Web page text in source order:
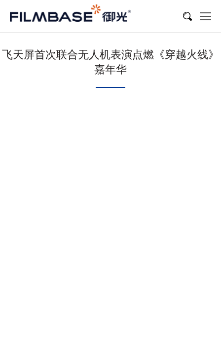
飞天屏首次联合无人机表演点燃《穿越火线》
嘉年华